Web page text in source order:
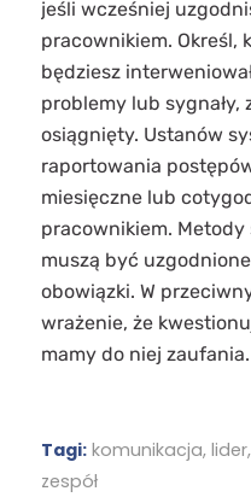
jeśli wcześniej
pracownikiem. Określ,
będziesz
problemy lub sygnały,
osiągnięty. Ustanów
raportowania
miesięczne lub
pracownikiem.
muszą być
obowiązki. W
wrażenie, że
mamy do niej zaufania.
Tagi: komunikacja, lider,
zespół